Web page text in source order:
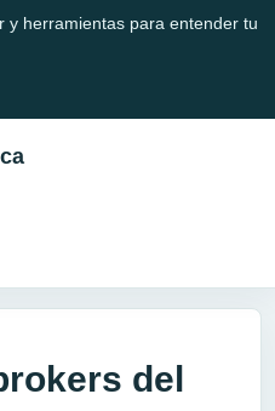
y herramientas para entender tu
del